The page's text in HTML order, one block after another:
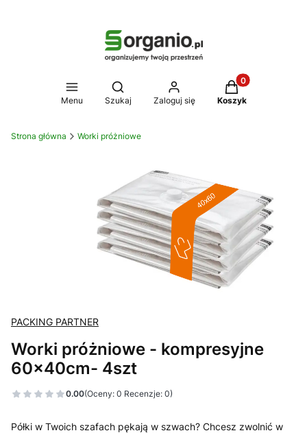
Menu
Otwórz wyszukiwarkę
Szukaj Zaloguj się
Produkty w
Koszyk
Strona główna Worki próżniowe
PACKING PARTNER
Worki próżniowe - kompresyjne
60x40cm- 4szt
0.00(Oceny: 0 Recenzje: 0)
Półki w Twoich szafach pękają w szwach? Chcesz zwolnić w